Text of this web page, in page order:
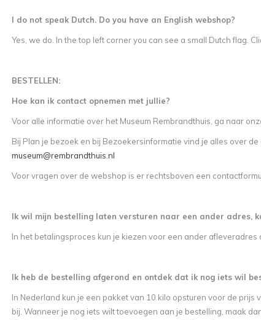
I do not speak Dutch. Do you have an English webshop?
Yes, we do. In the top left corner you can see a small Dutch flag.
BESTELLEN:
Hoe kan ik contact opnemen met jullie?
Voor alle informatie over het Museum Rembrandthuis, ga naar
Bij Plan je bezoek en bij Bezoekersinformatie vind je alles over
museum@rembrandthuis.nl
Voor vragen over de webshop is er rechtsboven een
Ik wil mijn bestelling laten versturen naar een ander adres,
In het betalingsproces kun je kiezen voor een ander afleveradres
Ik heb de bestelling afgerond en ontdek dat ik nog iets wil
In Nederland kun je een pakket van 10 kilo opsturen voor de
bij. Wanneer je nog iets wilt toevoegen aan je bestelling, maak